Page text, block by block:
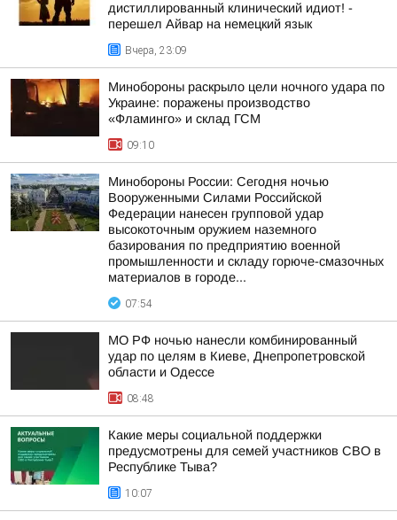
дистиллированный клинический идиот! -
перешел Айвар на немецкий язык
Вчера, 23:09
Минобороны раскрыло цели ночного удара по
Украине: поражены производство
«Фламинго» и склад ГСМ
09:10
Минобороны России: Сегодня ночью
Вооруженными Силами Российской
Федерации нанесен групповой удар
высокоточным оружием наземного
базирования по предприятию военной
промышленности и складу горюче-смазочных
материалов в городе...
07:54
МО РФ ночью нанесли комбинированный
удар по целям в Киеве, Днепропетровской
области и Одессе
08:48
Какие меры социальной поддержки
предусмотрены для семей участников СВО в
Республике Тыва?
10:07